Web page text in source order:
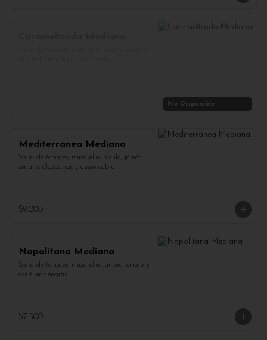
No Disponible
Mediterránea Mediana
Salsa de tomates, muzarella, rúcula, jamón
serrano, alcaparras y queso cabra.
$9.000
Napolitana Mediana
Salsa de tomates, muzarella, jamón, tomate y
aceitunas negras.
$7.500